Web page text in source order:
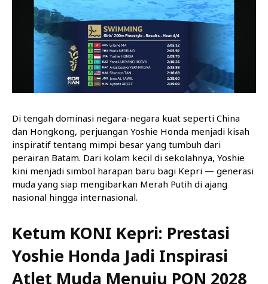
Di tengah dominasi negara-negara kuat seperti China
dan Hongkong, perjuangan Yoshie Honda menjadi kisah
inspiratif tentang mimpi besar yang tumbuh dari
perairan Batam. Dari kolam kecil di sekolahnya, Yoshie
kini menjadi simbol harapan baru bagi Kepri — generasi
muda yang siap mengibarkan Merah Putih di ajang
nasional hingga internasional.
Ketum KONI Kepri: Prestasi
Yoshie Honda Jadi Inspirasi
Atlet Muda Menuju PON 2028